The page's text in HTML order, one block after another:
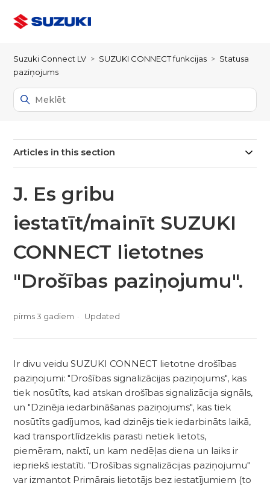
Suzuki Connect LV SUZUKI CONNECT funkcijas
Statusa
paziņojums
Articles in this section
J. Es gribu
iestatīt/mainīt SUZUKI
CONNECT lietotnes
"Drošības paziņojumu".
pirms 3 gadiem Updated
Ir divu veidu SUZUKI CONNECT lietotne drošības
paziņojumi: "Drošības signalizācijas paziņojums", kas
tiek nosūtīts, kad atskan drošības signalizācija signāls,
un "Dzinēja iedarbināšanas paziņojums", kas tiek
nosūtīts gadījumos, kad dzinējs tiek iedarbināts laikā,
kad transportlīdzeklis parasti netiek lietots,
piemēram, naktī, un kam nedēļas diena un laiks ir
iepriekš iestatīti. "Drošības signalizācijas paziņojumu"
var izmantot Primārais lietotājs bez iestatījumiem (to